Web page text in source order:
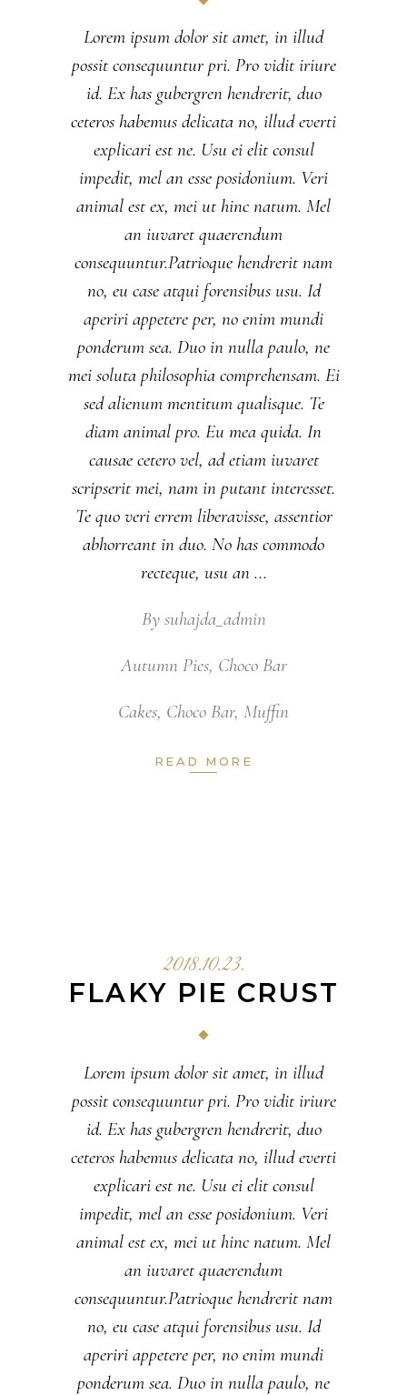
Lorem ipsum dolor sit amet, in illud
possit consequuntur pri. Pro vidit iriure
id. Ex has gubergren hendrerit, duo
ceteros habemus delicata no, illud everti
explicari est ne. Usu ei elit consul
impedit, mel an esse posidonium. Veri
animal est ex, mei ut hinc natum. Mel
an iuvaret quaerendum
consequuntur.Patrioque hendrerit nam
no, eu case atqui forensibus usu. Id
aperiri appetere per, no enim mundi
ponderum sea. Duo in nulla paulo, ne
mei soluta philosophia comprehensam. Ei
sed alienum mentitum qualisque. Te
diam animal pro. Eu mea quida. In
causae cetero vel, ad etiam iuvaret
scripserit mei, nam in putant interesset.
Te quo veri errem liberavisse, assentior
abhorreant in duo. No has commodo
recteque, usu an
By suhajda_admin
Autumn Pies, Choco Bar
Cakes, Choco Bar, Muffin
READ MORE
2018.10.23.
FLAKY PIE CRUST
Lorem ipsum dolor sit amet, in illud
possit consequuntur pri. Pro vidit iriure
id. Ex has gubergren hendrerit, duo
ceteros habemus delicata no, illud everti
explicari est ne. Usu ei elit consul
impedit, mel an esse posidonium. Veri
animal est ex, mei ut hinc natum. Mel
an iuvaret quaerendum
consequuntur.Patrioque hendrerit nam
no, eu case atqui forensibus usu. Id
aperiri appetere per, no enim mundi
ponderum sea. Duo in nulla paulo, ne